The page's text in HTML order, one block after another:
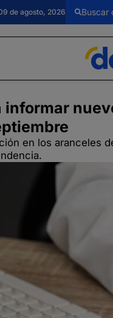
de agosto, 2026
informar
en los aranceles